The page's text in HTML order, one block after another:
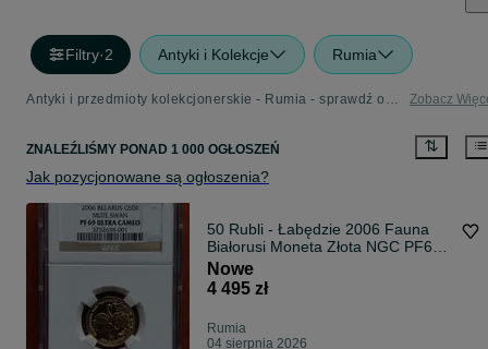
Filtry·2 Antyki i Kolekcje Rumia
Antyki i przedmioty kolekcjonerskie - Rumia - sprawdź ogłoszenia w Twojej okolicy Zobacz
ZNALEŹLIŚMY PONAD 1 000 OGŁOSZEŃ
Jak pozycjonowane są ogłoszenia?
50 Rubli - Łabędzie 2006 Fauna
Białorusi Moneta Złota NGC PF69
Grading Trójmiasto Darmowa
Wysyłka
Nowe
4 495 zł
Rumia
04 sierpnia 2026